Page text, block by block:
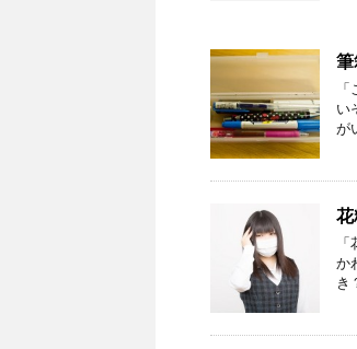
筆
い
が
花
か
き